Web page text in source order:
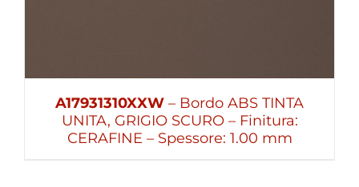
A17931310XXW – Bordo ABS TINTA
UNITA, GRIGIO SCURO – Finitura:
CERAFINE – Spessore: 1.00 mm